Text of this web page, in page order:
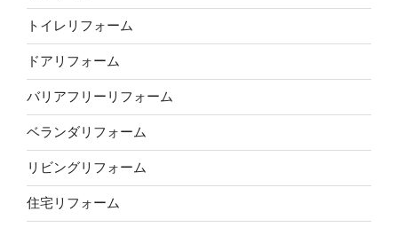
トイレリフォーム
ドアリフォーム
バリアフリーリフォーム
ベランダリフォーム
リビングリフォーム
住宅リフォーム